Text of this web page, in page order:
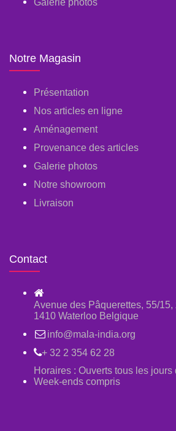
Galerie photos
Notre Magasin
Présentation
Nos articles en ligne
Aménagement
Provenance des articles
Galerie photos
Notre showroom
Livraison
Contact
Avenue des Pâquerettes, 55/
1410 Waterloo Belgique
info@mala-india.org
+ 32 2 354 62 28
Horaires : Ouverts tous les jours
Week-ends compris